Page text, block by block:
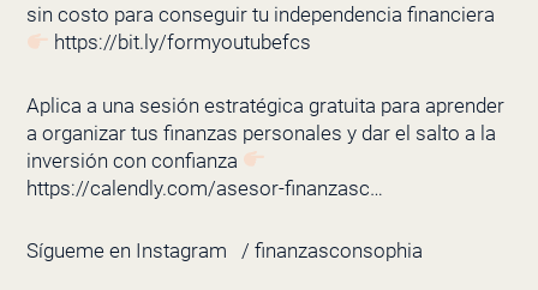
sin costo para conseguir tu independencia financiera
https://bit.ly/formyoutubefcs
Aplica a una sesión estratégica gratuita para aprender
a organizar tus finanzas personales y dar el salto a la
inversión con confianza
https://calendly.com/asesor-finanzasc…
Sígueme en Instagram / finanzasconsophia